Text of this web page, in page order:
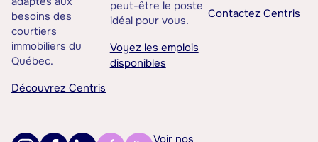
besoins des
courtiers
immobiliers du
Québec.
Découvrez Centris
peut-être le poste
idéal pour vous.
Voyez les emplois
disponibles
Contactez Centris